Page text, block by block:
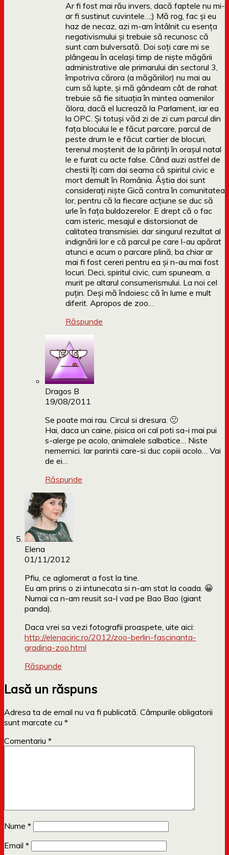
Ar fi fost mai rău invers, dacă faptele nu mi-
ar fi sustinut cuvintele…;) Mă rog, fac și eu
haz de necaz, azi m-am întâlnit cu esența
negativismului și trebuie să recunosc că
sunt cam bulversată. Doi soți care mi se
plângeau în același timp de niște măgării
administrative ale primarului din sectorul 3,
împotriva cărora (a măgăriilor) nu mai au
cum să lupte, și mă gândeam cât de rahat
trebuie să fie situația în mintea oamenilor
ălora, dacă el lucrează la Parlament, iar ea
la OPC. Și totuși văd zi de zi cum parcul din
fața blocului le e făcut parcare, parcul de
peste drum le e făcut cartier de blocuri,
terenul moștenit de la părinți în orașul natal
le e furat cu acte false. Când auzi astfel de
chestii îți cam dai seama că spiritul civic e
mort demult în România. Ăștia doi sunt
considerați niște Gică contra în comunitatea
lor, pentru că la fiecare acțiune se duc să
urle în fața buldozerelor. E drept că o fac
cam isteric, mesajul e distorsionat de
calitatea transmisiei. dar singurul rezultat al
indignării lor e că parcul pe care l-au apărat
atunci e acum o parcare plină, ba chiar ar
mai fi fost cereri pentru ea și n-au mai fost
locuri. Deci, spiritul civic, cum spuneam, a
murit pe altarul consumerismului. La noi cel
puțin. Deși mă îndoiesc că în lume e mult
diferit. Apropos de zoo…
Răspunde
Dragos B
19/08/2011
Se poate mai rau. Circul si dresura. 🙁
Hai, daca un caine, pisica ori cal poti sa-i mai pui
s-alerge pe acolo, animalele salbatice… Niste
nemernici. Iar parintii care-si duc copiii acolo… Vai
de ei…
Răspunde
Elena
01/11/2012
Pfiu, ce aglomerat a fost la tine.
Eu am prins o zi intunecata si n-am stat la coada. 😀
Numai ca n-am reusit sa-l vad pe Bao Bao (giant
panda).
Daca vrei sa vezi fotografii proaspete, uite aici:
http://elenaciric.ro/2012/zoo-berlin-fascinanta-
gradina-zoo.html
Răspunde
Lasă un răspuns
Adresa ta de email nu va fi publicată. Câmpurile obligatorii
sunt marcate cu *
Comentariu *
Nume *
Email *